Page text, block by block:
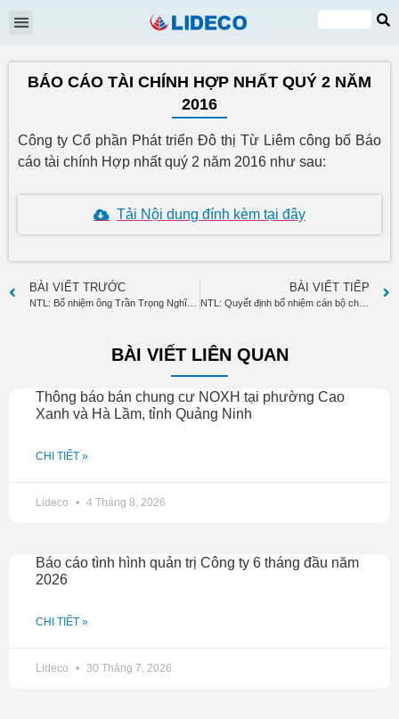
VI
EN
BÁO CÁO TÀI CHÍNH HỢP NHẤT QUÝ 2 NĂM
2016
Công ty Cổ phần Phát triển Đô thị Từ Liêm công bố Báo
cáo tài chính Hợp nhất quý 2 năm 2016 như sau:
Tải Nội dung đính kèm tại đây
BÀI VIẾT TRƯỚC
NTL: Bổ nhiệm ông Trần Trọng Nghĩa giữ chức Phó TGĐ từ 27.7.2016
BÀI VIẾT TIẾP
NTL: Quyết định bổ nhiệm cán bộ chi nhánh công ty
BÀI VIẾT LIÊN QUAN
Thông báo bán chung cư NOXH tại phường Cao
Xanh và Hà Lầm, tỉnh Quảng Ninh
CHI TIẾT »
Lideco 4 Tháng 8, 2026
Báo cáo tình hình quản trị Công ty 6 tháng đầu năm
2026
CHI TIẾT »
Lideco 30 Tháng 7, 2026